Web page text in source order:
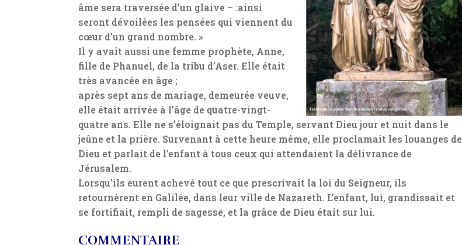
âme sera traversée d’un glaive – :ainsi
seront dévoilées les pensées qui viennent du
cœur d’un grand nombre. »
Il y avait aussi une femme prophète, Anne,
fille de Phanuel, de la tribu d’Aser. Elle était
très avancée en âge ;
après sept ans de mariage, demeurée veuve,
elle était arrivée à l’âge de quatre-vingt-
quatre ans. Elle ne s’éloignait pas du Temple, servant Dieu jour et nuit dans le
jeûne et la prière. Survenant à cette heure même, elle proclamait les louanges de
Dieu et parlait de l’enfant à tous ceux qui attendaient la délivrance de
Jérusalem.
Lorsqu’ils eurent achevé tout ce que prescrivait la loi du Seigneur, ils
retournèrent en Galilée, dans leur ville de Nazareth. L’enfant, lui, grandissait et
se fortifiait, rempli de sagesse, et la grâce de Dieu était sur lui.
COMMENTAIRE